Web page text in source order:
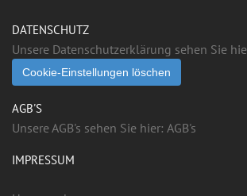
DATENSCHUTZ
Unsere Datenschutzerklärung sehen Sie
Cookie-Einstellungen löschen
AGB'S
Unsere AGB's sehen Sie hier: AGB's
IMPRESSUM